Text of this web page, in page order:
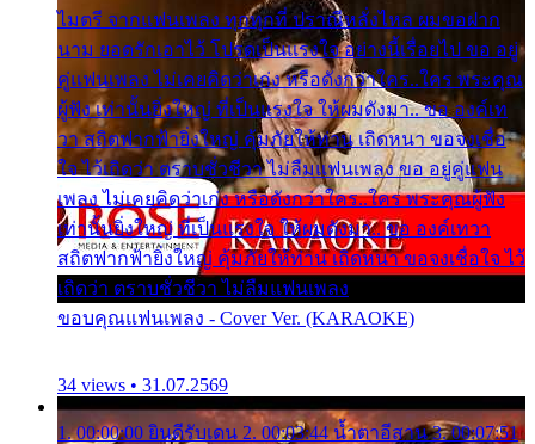
ไมตรี จากแฟนเพลง ทุกทุกที่ ปราณีหลั่งไหล ผมขอฝาก
นาม ยอดรักเอาไว้ โปรดเป็นแรงใจ อย่างนี้เรื่อยไป ขอ อยู่
คู่แฟนเพลง ไม่เคยคิดว่าเก่ง หรือดังกว่าใคร..ใคร พระคุณ
ผู้ฟัง เท่านั้นยิ่งใหญ่ ที่เป็นแรงใจ ให้ผมดังมา.. ขอ องค์เท
วา สถิตฟากฟ้ายิ่งใหญ่ คุ้มภัยให้ท่าน เถิดหนา ขอจงเชื่อ
ใจ ไว้เถิดว่า ตราบชั่วชีวา ไม่ลืมแฟนเพลง ขอ อยู่คู่แฟน
เพลง ไม่เคยคิดว่าเก่ง หรือดังกว่าใคร..ใคร พระคุณผู้ฟัง
เท่านั้นยิ่งใหญ่ ที่เป็นแรงใจ ให้ผมดังมา.. ขอ องค์เทวา
สถิตฟากฟ้ายิ่งใหญ่ คุ้มภัยให้ท่าน เถิดหนา ขอจงเชื่อใจ ไว้
เถิดว่า ตราบชั่วชีวา ไม่ลืมแฟนเพลง
ขอบคุณแฟนเพลง - Cover Ver. (KARAOKE)
34 views • 31.07.2569
1. 00:00:00 ยินดีรับเดน 2. 00:03:44 น้ำตาอีสาน 3. 00:07:51